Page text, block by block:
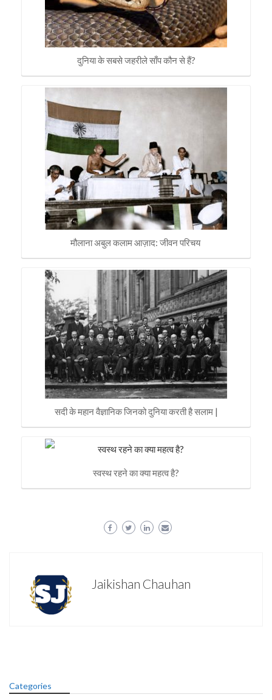
दुनिया के सबसे जहरीले साँप कौन से हैं?
मौलाना अबुल कलाम आज़ाद: जीवन परिचय
सदी के महान वैज्ञानिक जिनको दुनिया करती है सलाम |
स्वस्थ रहने का क्या महत्व है?
Jaikishan Chauhan
Categories